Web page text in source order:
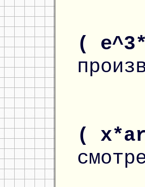
(
(